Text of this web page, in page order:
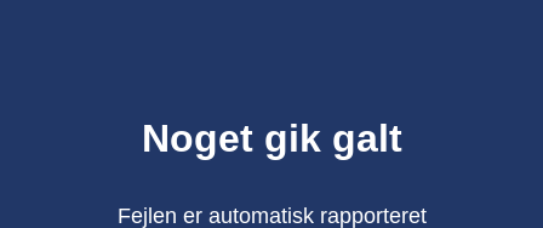
Noget gik galt
Fejlen er automatisk rapporteret